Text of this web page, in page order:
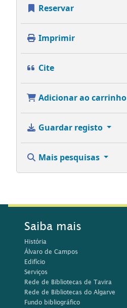
Reservar
Imprimir
Cite
Adicionar ao carrinho
Guardar registo
Mais pesquisas
Saiba mais
História
Álvaro de Campos
Edifício
Serviços
Rede de Bibliotecas de Tavira
Rede de Bibliotecas do Algarve
Fundo bibliográfico